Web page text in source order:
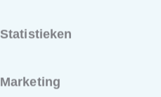
Statistieken
Marketing